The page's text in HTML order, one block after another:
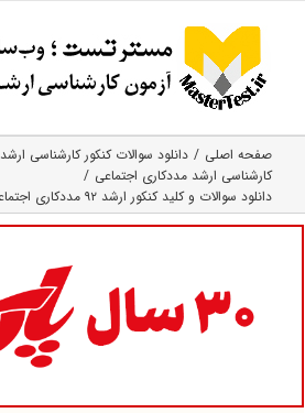
content
صفحه اصلی
دانلود سوالات کنکور کارشناسی ارشد
کارشناسی ارشد مددکاری اجتماعی
دانلود سوالات و کلید کنکور ارشد ۹۲ مددکاری اجتماعی (رایگان)